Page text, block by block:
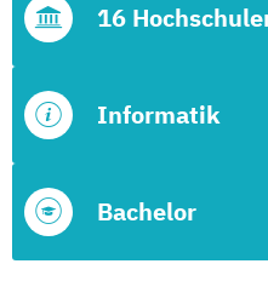
Bachelor
Informatik
16